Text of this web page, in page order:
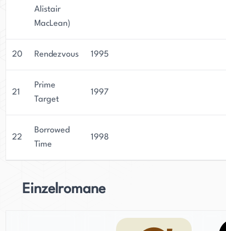
Alistair
MacLean)
20 Rendezvous 1995
21
Prime
Target
1997
22
Borrowed
Time
1998
Einzelromane